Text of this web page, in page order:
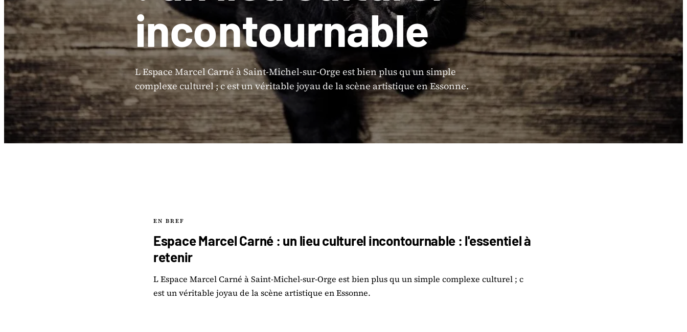
incontournable
L Espace Marcel Carné à Saint-Michel-sur-Orge est bien plus qu un simple
complexe culturel ; c est un véritable joyau de la scène artistique en Essonne.
EN BREF
Espace Marcel Carné : un lieu culturel incontournable : l'essentiel à
retenir
L Espace Marcel Carné à Saint-Michel-sur-Orge est bien plus qu un simple complexe culturel ; c
est un véritable joyau de la scène artistique en Essonne.